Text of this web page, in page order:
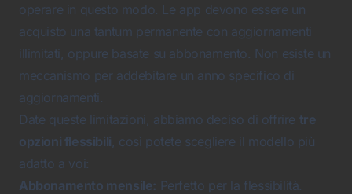
operare in questo modo. Le app devono essere un
acquisto una tantum permanente con aggiornamenti
illimitati, oppure basate su abbonamento. Non esiste un
meccanismo per addebitare un anno specifico di
aggiornamenti.
Date queste limitazioni, abbiamo deciso di offrire tre
opzioni flessibili , così potete scegliere il modello più
adatto a voi:
Abbonamento mensile: Perfetto per la flessibilità.